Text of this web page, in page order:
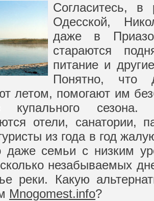
Согласитесь,
Одесской,
даже в
стараются
питание и
Понятно, что
летом, помогают им
купального
отели, санатории,
из года в год
даже семьи с низким
незабываемых
реки. Какую
Mnogomest.info?